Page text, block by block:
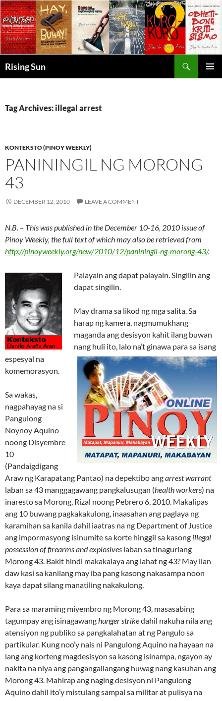
Skip
to
content
Rising Sun
Tag Archives: illegal arrest
KONTEKSTO (PINOY WEEKLY)
PANININGIL NG MORONG
43
DECEMBER 12, 2010 LEAVE A COMMENT
N.B. – This was published in the December 10-16, 2010 issue of
Pinoy Weekly, the full text of which may also be retrieved from
http://pinoyweekly.org/new/2010/12/paniningil-ng-morong-43/.
Palayain ang dapat palayain. Singilin ang
dapat singilin.
May drama sa likod ng mga salita. Sa
harap ng kamera, nagmumukhang
maganda ang desisyon kahit ilang buwan
nang huli ito, lalo na’t ginawa para sa isang
espesyal na
komemorasyon.
Sa wakas,
nagpahayag na si
Pangulong
Noynoy Aquino
noong Disyembre
10
(Pandaigdigang
Araw ng Karapatang Pantao) na depektibo angarrest warrant
laban sa 43 manggagawang pangkalusugan (health workers) na
inaresto sa Morong, Rizal noong Pebrero 6, 2010. Makalipas
ang 10 buwang pagkakakulong, inaasahan ang paglaya ng
karamihan sa kanila dahil iaatras na ng Department of Justice
ang impormasyong isinumite sa korte hinggil sa kasong illegal
possession of firearms and explosives laban sa tinaguriang
Morong 43. Bakit hindi makakalaya ang lahat ng 43? May ilan
daw kasi sa kanilang may iba pang kasong nakasampa noon
kaya dapat silang manatiling nakakulong.
Para sa maraming miyembro ng Morong 43, masasabing
tagumpay ang isinagawanghunger strikedahil nakuha nila ang
atensiyon ng publiko sa pangkalahatan at ng Pangulo sa
partikular. Kung noo’y nais ni Pangulong Aquino na hayaan na
lang ang korteng magdesisyon sa kasong isinampa, ngayon ay
nakita na niya ang pangangailangang huwag nang kasuhan ang
Morong 43. Mahirap ang naging desisyon ni Pangulong
Aquino dahil ito’y mistulang sampal sa militar at pulisya na